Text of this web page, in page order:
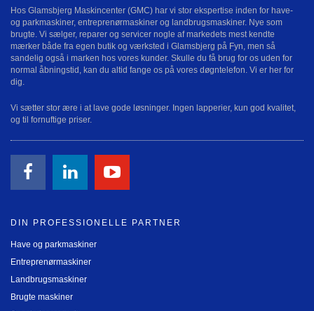
Hos Glamsbjerg Maskincenter (GMC) har vi stor ekspertise inden for have-
og parkmaskiner, entreprenørmaskiner og landbrugsmaskiner. Nye som
brugte. Vi sælger, reparer og servicer nogle af markedets mest kendte
mærker både fra egen butik og værksted i Glamsbjerg på Fyn, men så
sandelig også i marken hos vores kunder. Skulle du få brug for os uden for
normal åbningstid, kan du altid fange os på vores døgntelefon. Vi er her for
dig.
Vi sætter stor ære i at lave gode løsninger. Ingen lapperier, kun god kvalitet,
og til fornuftige priser.
DIN PROFESSIONELLE PARTNER
Have og parkmaskiner
Entreprenørmaskiner
Landbrugsmaskiner
Brugte maskiner